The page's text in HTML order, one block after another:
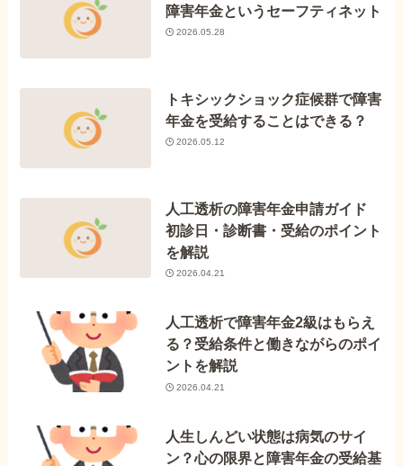
障害年金というセーフティネット
2026.05.28
トキシックショック症候群で障害
年金を受給することはできる？
2026.05.12
人工透析の障害年金申請ガイド
初診日・診断書・受給のポイント
を解説
2026.04.21
人工透析で障害年金2級はもらえ
る？受給条件と働きながらのポイ
ントを解説
2026.04.21
人生しんどい状態は病気のサイ
ン？心の限界と障害年金の受給基